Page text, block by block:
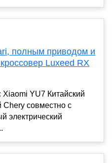
полным приводом и
Luxeed RX
Xiaomi YU7 Китайский
совместно с
электрический